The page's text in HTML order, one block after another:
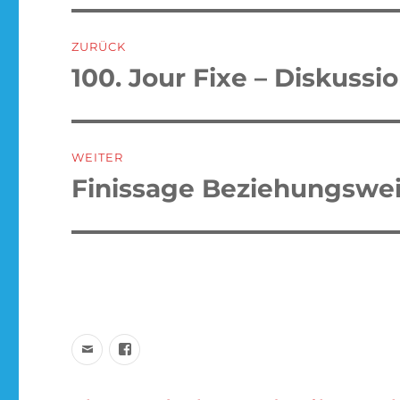
ZURÜCK
Vorheriger
100. Jour Fixe –
WEITER
Nächster
Finissage
Emailfacebook